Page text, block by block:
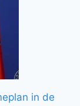
in de